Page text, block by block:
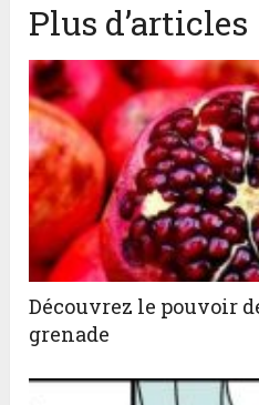
Plus d’articles
Découvrez le pouvoir
grenade